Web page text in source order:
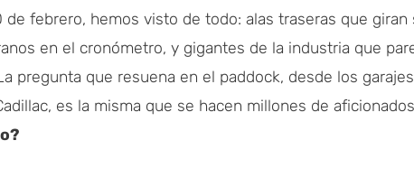
febrero, hemos visto de todo: alas traseras que giran
en el cronómetro, y gigantes de la industria que
pregunta que resuena en el paddock, desde los
es la misma que se hacen millones de